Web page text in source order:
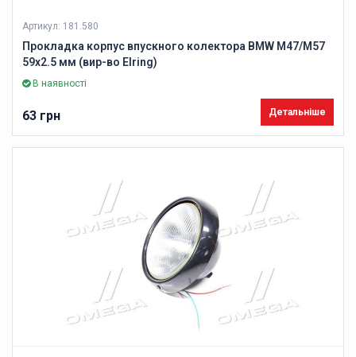
Артикул: 181.580
Прокладка корпус впускного колектора BMW M47/M57
59х2.5 мм (вир-во Elring)
В наявності
63 грн Детальніше